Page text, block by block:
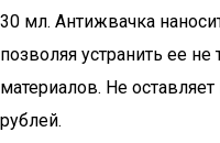
30 мл. Антижвачка
позволяя устранить ее
материалов. Не
рублей.